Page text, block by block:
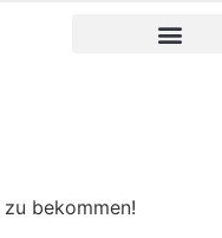
zu bekommen!